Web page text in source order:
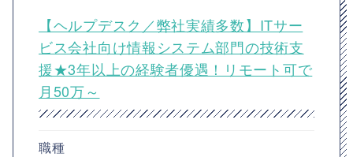
【ヘルプデスク／弊社実績多数】ITサー
ビス会社向け情報システム部門の技術支
援★3年以上の経験者優遇！リモート可で
月50万～
職種